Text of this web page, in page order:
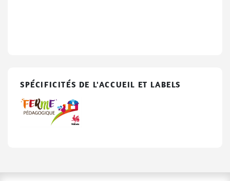
SPÉCIFICITÉS DE L'ACCUEIL ET LABELS